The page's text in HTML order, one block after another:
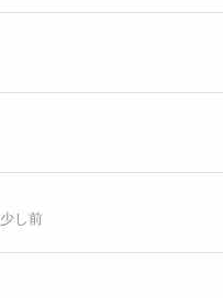
少し前